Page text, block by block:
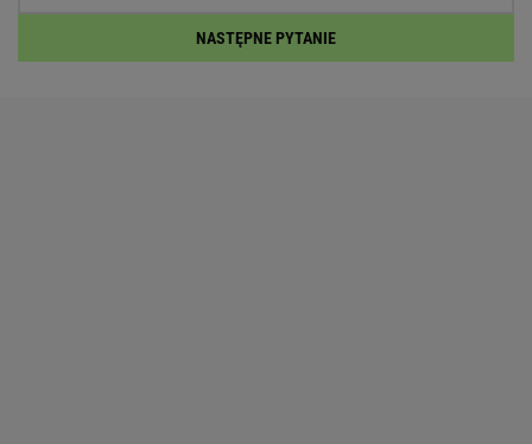
NASTĘPNE PYTANIE